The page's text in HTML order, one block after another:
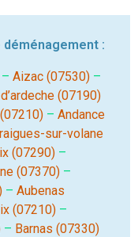
:
– Aizac (07530) –
(07190)
– Andance
sur-volane
(07290) –
(07370) –
– Aubenas
(07210) –
– Barnas (07330)